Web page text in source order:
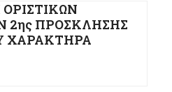
2ης ΠΡΟΣΚΛΗΣΗΣ
ΧΑΡΑΚΤΗΡΑ